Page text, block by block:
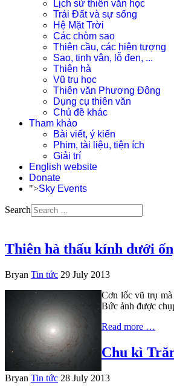
Lịch sử thiên văn học
Trái Đất và sự sống
Hệ Mặt Trời
Các chòm sao
Thiên cầu, các hiện tượng
Sao, tinh vân, lỗ đen, ...
Thiên hà
Vũ trụ học
Thiên văn Phương Đông
Dụng cụ thiên văn
Chủ đề khác
Tham khảo
Bài viết, ý kiến
Phim, tài liệu, tiện ích
Giải trí
English website
Donate
">Sky Events
Search
Thiên hà thấu kính dưới
Bryan Tin tức 29 July 2013
Cơn lốc vũ trụ
Bức ảnh được
Read more …
Chu kì
Bryan Tin tức 28 July 2013